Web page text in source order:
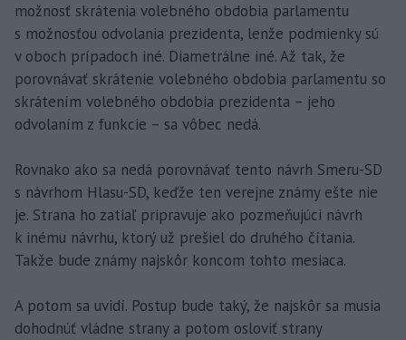
možnosť skrátenia volebného obdobia parlamentu
s možnosťou odvolania prezidenta, lenže podmienky sú
v oboch prípadoch iné. Diametrálne iné. Až tak, že
porovnávať skrátenie volebného obdobia parlamentu so
skrátením volebného obdobia prezidenta – jeho
odvolaním z funkcie – sa vôbec nedá.
Rovnako ako sa nedá porovnávať tento návrh Smeru-SD
s návrhom Hlasu-SD, keďže ten verejne známy ešte nie
je. Strana ho zatiaľ pripravuje ako pozmeňujúci návrh
k inému návrhu, ktorý už prešiel do druhého čítania.
Takže bude známy najskôr koncom tohto mesiaca.
A potom sa uvidí. Postup bude taký, že najskôr sa musia
dohodnúť vládne strany a potom osloviť strany